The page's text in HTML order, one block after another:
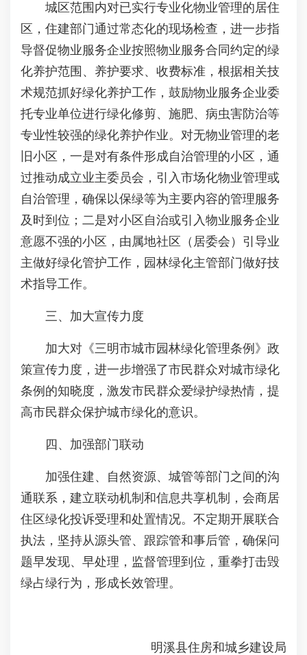
城区范围内对已实行专业化物业管理的居住
区，住建部门通过常态化的现场检查，进一步指
导督促物业服务企业按照物业服务合同约定的绿
化养护范围、养护要求、收费标准，根据相关技
术规范抓好绿化养护工作，鼓励物业服务企业委
托专业单位进行绿化修剪、施肥、病虫害防治等
专业性较强的绿化养护作业。对无物业管理的老
旧小区，一是对有条件形成自治管理的小区，通
过推动成立业主委员会，引入市场化物业管理或
自治管理，确保以保绿等为主要内容的管理服务
及时到位；二是对小区自治或引入物业服务企业
意愿不强的小区，由属地社区（居委会）引导业
主做好绿化管护工作，园林绿化主管部门做好技
术指导工作。
三、加大宣传力度
加大对《三明市城市园林绿化管理条例》政
策宣传力度，进一步增强了市民群众对城市绿化
条例的知晓度，激发市民群众爱绿护绿热情，提
高市民群众保护城市绿化的意识。
四、加强部门联动
加强住建、自然资源、城管等部门之间的沟
通联系，建立联动机制和信息共享机制，会商居
住区绿化投诉受理和处置情况。不定期开展联合
执法，坚持从源头管、跟踪管和事后管，确保问
题早发现、早处理，监督管理到位，重拳打击毁
绿占绿行为，形成长效管理。
明溪县住房和城乡建设局